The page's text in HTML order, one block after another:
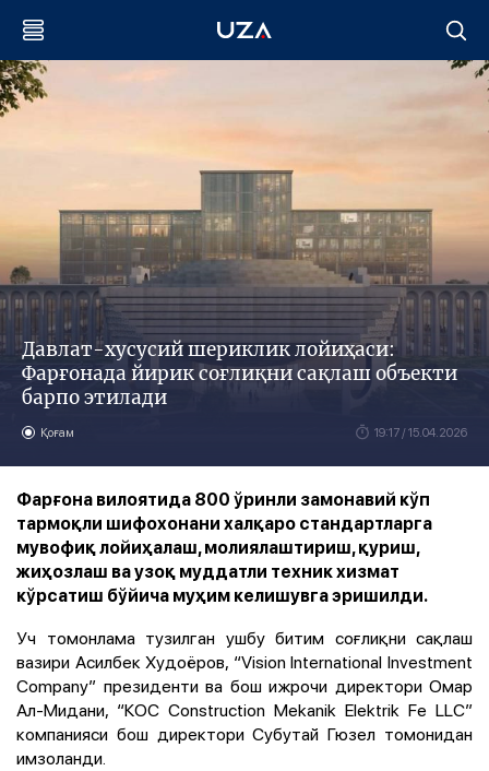
Давлат-хусусий шериклик лойиҳаси:
Фарғонада йирик соғлиқни сақлаш объекти
барпо этилади
Қоғам 19:17 / 15.04.2026
Фарғона вилоятида 800 ўринли замонавий кўп
тармоқли шифохонани халқаро стандартларга
мувофиқ лойиҳалаш, молиялаштириш, қуриш,
жиҳозлаш ва узоқ муддатли техник хизмат
кўрсатиш бўйича муҳим келишувга эришилди.
Уч томонлама тузилган ушбу битим соғлиқни сақлаш
вазири Асилбек Худоёров, “Vision International Investment
Company” президенти ва бош ижрочи директори Омар
Ал-Мидани, “КОС Сonstruction Mekanik Elektrik Fe LLC”
компанияси бош директори Субутай Гюзел томонидан
имзоланди.